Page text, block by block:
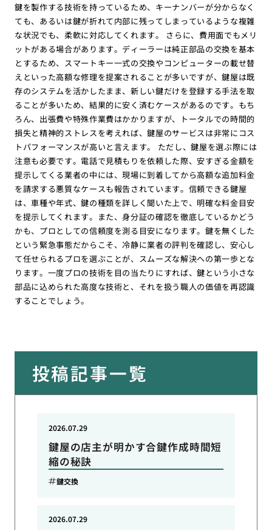
鍵を製作する技術を持っているため、キーナンバーが分からなく
ても、あるいは鍵が折れて内部に残ってしまっているような複雑
な状況でも、柔軟に対応してくれます。 さらに、費用面でもメリ
ットがある場合があります。ディーラーは純正部品の交換を基本
とするため、スマートキー一式の交換やコンピューターの載せ替
えといった高額な修理を提案されることが多いですが、鍵屋は既
存のシステムを活かしたまま、新しい鍵だけを登録する手法を取
ることが多いため、結果的に安く済むケースがあるのです。もち
ろん、出張費や特殊作業費はかかりますが、トータルでの時間的
損失と精神的ストレスを考えれば、鍵屋のサービスは非常にコス
トパフォーマンスが高いと言えます。 ただし、鍵屋を選ぶ際には
注意も必要です。電話で見積もりを依頼した際、安すぎる金額を
提示してくる業者の中には、現場に到着してから高額な追加料金
を請求する悪質なケースも報告されています。信頼できる鍵屋
は、車種や年式、鍵の種類を詳しく聞いた上で、明確な料金目安
を提示してくれます。また、身分証の確認を徹底しているかどう
かも、プロとしての信頼度を測る目安になります。鍵を無くした
という緊急事態だからこそ、冷静に業者の評判を確認し、安心し
て任せられるプロを選ぶことが、スムーズな解決への第一歩とな
ります。一度プロの技術を目の当たりにすれば、鍵という小さな
部品に込められた高度な技術と、それを扱う職人の価値を再認識
することでしょう。
投稿記事一覧
鍵屋の店主が明かす合鍵作成時間短
縮の秘訣
2026.07.29
鍵交換
2026.07.29